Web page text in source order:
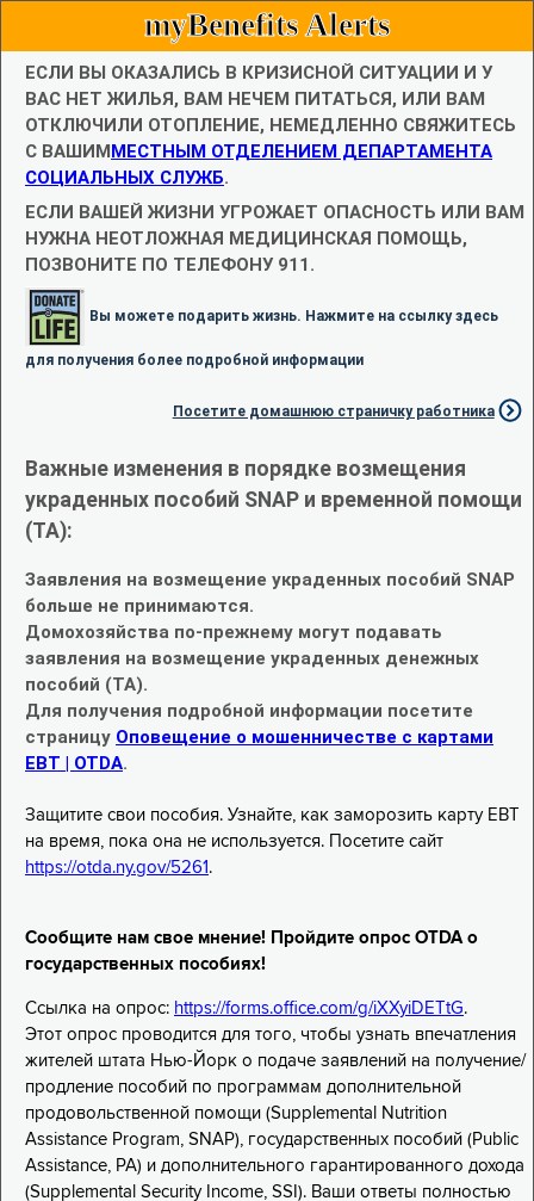
myBenefits Alerts
ЕСЛИ ВЫ ОКАЗАЛИСЬ В КРИЗИСНОЙ СИТУАЦИИ И У
ВАС НЕТ ЖИЛЬЯ, ВАМ НЕЧЕМ ПИТАТЬСЯ, ИЛИ ВАМ
ОТКЛЮЧИЛИ ОТОПЛЕНИЕ, НЕМЕДЛЕННО СВЯЖИТЕСЬ
С ВАШИММЕСТНЫМ ОТДЕЛЕНИЕМ ДЕПАРТАМЕНТА
СОЦИАЛЬНЫХ СЛУЖБ.
ЕСЛИ ВАШЕЙ ЖИЗНИ УГРОЖАЕТ ОПАСНОСТЬ ИЛИ ВАМ
НУЖНА НЕОТЛОЖНАЯ МЕДИЦИНСКАЯ ПОМОЩЬ,
ПОЗВОНИТЕ ПО ТЕЛЕФОНУ 911.
Вы можете подарить жизнь. Нажмите на ссылку здесь
для получения более подробной информации
Посетите домашнюю страничку работника
Важные изменения в порядке возмещения
украденных пособий SNAP и временной помощи
(TA):
Заявления на возмещение украденных пособий SNAP
больше не принимаются.
Домохозяйства по-прежнему могут подавать
заявления на возмещение украденных денежных
пособий (TA).
Для получения подробной информации посетите
страницу Оповещение о мошенничестве с картами
EBT | OTDA.
Защитите свои пособия. Узнайте, как заморозить карту EBT
на время, пока она не используется. Посетите сайт
https://otda.ny.gov/5261 .
Сообщите нам свое мнение! Пройдите опрос OTDA о
государственных пособиях!
Ссылка на опрос: https://forms.office.com/g/iXXyiDETtG.
Этот опрос проводится для того, чтобы узнать впечатления
жителей штата Нью-Йорк о подаче заявлений на получение/
продление пособий по программам дополнительной
продовольственной помощи (Supplemental Nutrition
Assistance Program, SNAP), государственных пособий (Public
Assistance, PA) и дополнительного гарантированного дохода
(Supplemental Security Income, SSI). Ваши ответы полностью